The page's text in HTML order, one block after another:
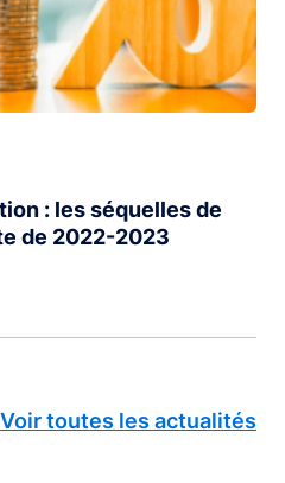
: les séquelles de
de 2022-2023
Voir toutes les actualités